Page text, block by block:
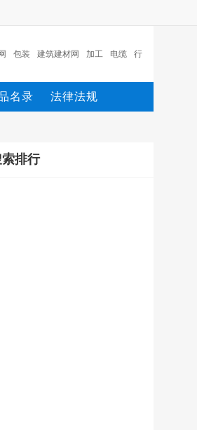
包装 建筑建材网 加工 电缆 行
模块 测量 环保设备 网
名录 法律法规
排行